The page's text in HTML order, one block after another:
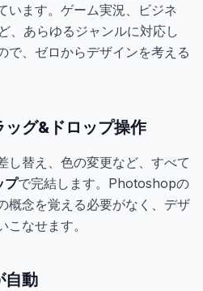
います。ゲーム実況、ビジネ
、あらゆるジャンルに対応し
で、ゼロからデザインを考える
グ&ドロップ操作
し替え、色の変更など、すべて
プで完結します。Photoshopの
概念を覚える必要がなく、デザ
なせます。
自動